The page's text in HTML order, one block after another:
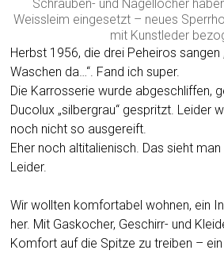
Schrauben- und Nagellöcher
Weissleim eingesetzt – neues
mit Kunstleder
Herbst 1956, die drei Peheiros sangen
Waschen da…“. Fand ich super.
Die Karrosserie wurde abgeschliffen,
Ducolux „silbergrau“ gespritzt. Leider
noch nicht so ausgereift.
Eher noch altitalienisch. Das sieht
Leider.
Wir wollten komfortabel wohnen, ein
her. Mit Gaskocher, Geschirr- und
Komfort auf die Spitze zu treiben –